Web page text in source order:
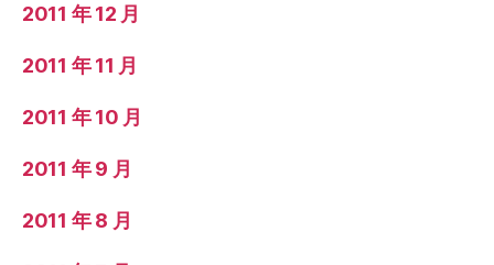
2011 年 12 月
2011 年 11 月
2011 年 10 月
2011 年 9 月
2011 年 8 月